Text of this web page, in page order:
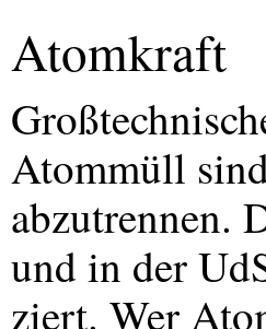
Atomkraft
Atommüll
abzutrennen.
und in der
ziert. Wer